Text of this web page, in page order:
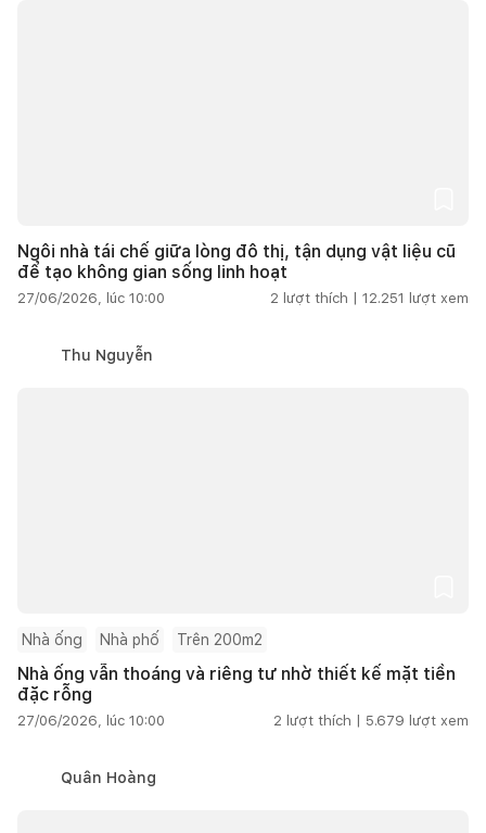
Ngôi nhà tái chế giữa lòng đô thị, tận dụng vật liệu cũ
để tạo không gian sống linh hoạt
27/06/2026, lúc 10:00 2 lượt thích | 12.251 lượt xem
Thu Nguyễn
Nhà ống Nhà phố Trên 200m2
Nhà ống vẫn thoáng và riêng tư nhờ thiết kế mặt tiền
đặc rỗng
27/06/2026, lúc 10:00 2 lượt thích | 5.679 lượt xem
Quân Hoàng